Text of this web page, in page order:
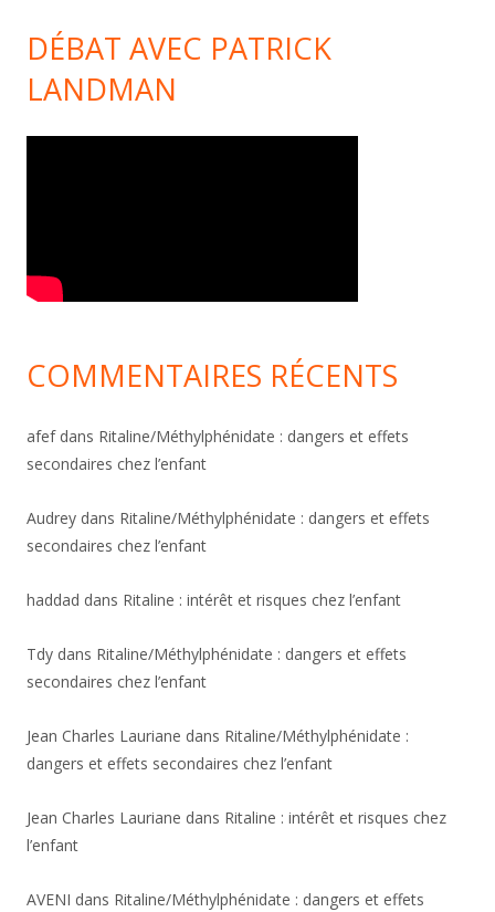
DÉBAT AVEC PATRICK
LANDMAN
COMMENTAIRES RÉCENTS
afefdans Ritaline/Méthylphénidate : dangers et effets
secondaires chez l’enfant
Audrey dans Ritaline/Méthylphénidate : dangers et effets
secondaires chez l’enfant
haddad dans Ritaline : intérêt et risques chez l’enfant
Tdy dans Ritaline/Méthylphénidate : dangers et effets
secondaires chez l’enfant
Jean Charles Lauriane dans Ritaline/Méthylphénidate :
dangers et effets secondaires chez l’enfant
Jean Charles Lauriane dans Ritaline : intérêt et risques chez
l’enfant
AVENI dans Ritaline/Méthylphénidate : dangers et effets